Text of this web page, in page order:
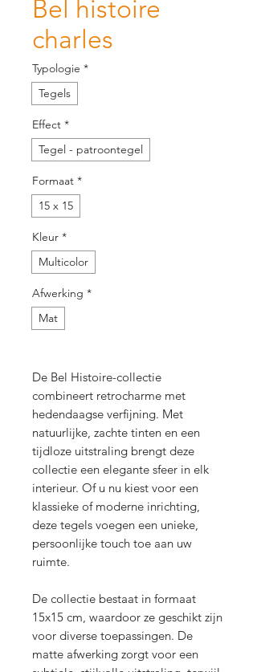
Bel histoire
charles
Typologie *
Tegels
Effect *
Tegel - patroontegel
Formaat *
15 x 15
Kleur *
Multicolor
Afwerking *
Mat
De Bel Histoire-collectie
combineert retrocharme met
hedendaagse verfijning. Met
natuurlijke, zachte tinten en een
tijdloze uitstraling brengt deze
collectie een elegante sfeer in elk
interieur. Of u nu kiest voor een
klassieke of moderne inrichting,
deze tegels voegen een unieke,
persoonlijke touch toe aan uw
ruimte.
De collectie bestaat in formaat
15x15 cm, waardoor ze geschikt zijn
voor diverse toepassingen. De
matte afwerking zorgt voor een